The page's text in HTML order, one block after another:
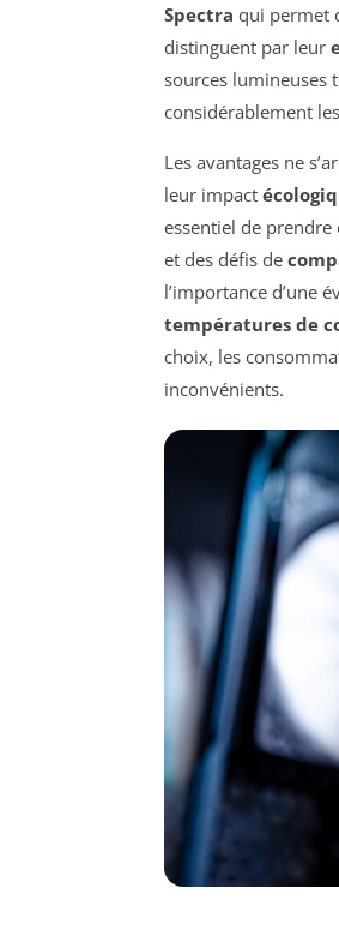
Spectra qui permet
distinguent par leur
sources lumineuses
considérablement
Les avantages ne
leur impact
essentiel de prendre
et des défis de
l’importance d’une
températures de
choix, les
inconvénients.